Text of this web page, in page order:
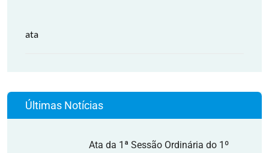
ata
Últimas Notícias
Ata da 1ª Sessão Ordinária do 1º